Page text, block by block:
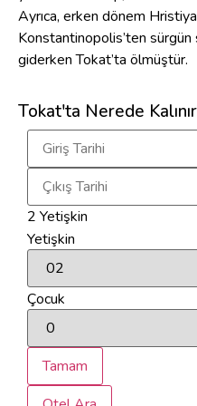
Ayrıca, erken dönem
Konstantinopolis’ten sürgün
giderken Tokat’ta ölmüştür.
Tokat'ta Nerede
2 Yetişkin
Yetişkin
Çocuk
Tamam